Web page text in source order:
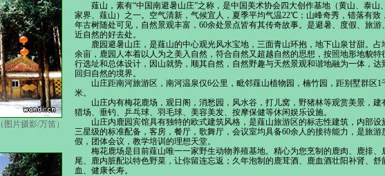
（图片摄影/万笛）
薤山，素有“中国南避暑山庄”之称，是中国美术协会四大创作基地（黄山、泰山
家界、薤山）之一。空气清新，气候宜人，夏季平均气温22℃；山峰奇秀，错落有致
年古树随处可见，自然景观丰富，60余处景点皆有其传奇故事。是避暑、度假、旅游
近自然的好去处。
鹿园避暑山庄，是薤山的中心观光风水宝地，三面青山环抱，地下山泉甘甜。占
余亩，鹿园人本着以人为之美入自然，符合自然又超越自然的思想，按照地形地貌特
行选址和总体设计，因山就势，顺其自然，自然野趣与天然景观和谐地融为一体，达
回归自然的境界。
山庄距南河旅游区，南河温泉仅6公里，毗邻薤山植物园，楠竹园，距别墅群区1
米。
山庄内有梅花鹿场，观日阁，消愁园，风水谷，打儿窝，野猪林等观赏美景，建
猎场、垂钓、乒乓球、羽毛球、美容美发、按摩保健等休闲娱乐设施。
山庄内鹿园宾馆具有独特的欧式建筑风格，是薤山旅游区的标志性建筑，内部设
三星级的标准配备，客房，餐厅，歌舞厅，会议室均具备60余人的接待能力，是旅游
假，团体会议，教学培训的理想天堂。
梅花鹿场是目前薤山唯一一家野生动物养殖基地。精心为您烹制的鹿肉、鹿排、
尾、鹿内脏配以特色野菜，让你留连忘返；久年泡制的鹿茸酒、鹿血酒壮阳补肾、舒
血、健康长寿。